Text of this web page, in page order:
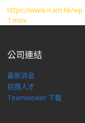
https://www.icam.hk/
1.mov
公司連結
最新消息
招攬人才
Teamviewer 下載